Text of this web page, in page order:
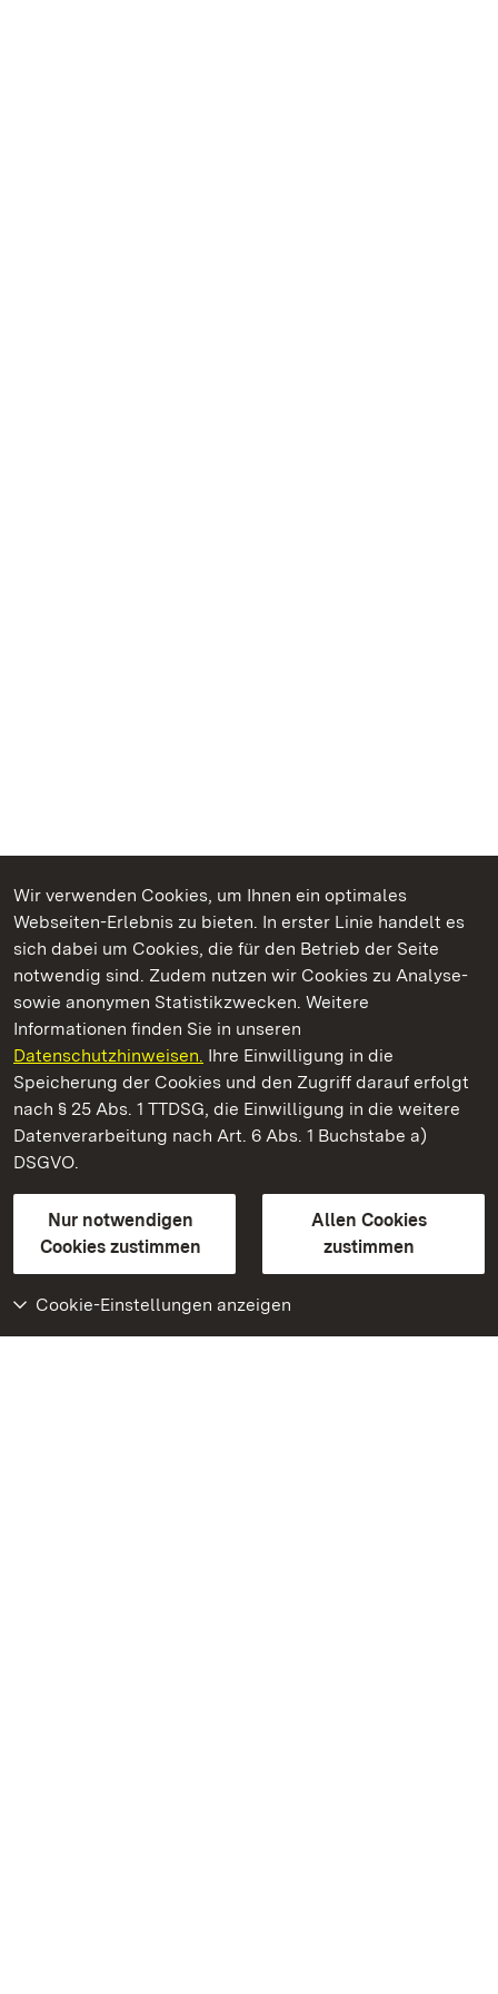
Wir verwenden Cookies, um Ihnen ein optimales
Webseiten-Erlebnis zu bieten. In erster Linie handelt es
sich dabei um Cookies, die für den Betrieb der Seite
notwendig sind. Zudem nutzen wir Cookies zu Analyse-
sowie anonymen Statistikzwecken. Weitere
Informationen finden Sie in unseren
Datenschutzhinweisen. Ihre Einwilligung in die
Speicherung der Cookies und den Zugriff darauf erfolgt
nach § 25 Abs. 1 TTDSG, die Einwilligung in die weitere
Datenverarbeitung nach Art. 6 Abs. 1 Buchstabe a)
DSGVO.
Nur notwendigen
Cookies zustimmen
Allen Cookies
zustimmen
Cookie-Einstellungen anzeigen
Kommen. Staunen. Genießen.
Staatliche Schlösser und Gärten Baden‑Württemberg
Staatliche Schlösser und Gärten Baden-Württemberg
Kontakt
GebärdenspracheLeichte Sprache
Erklärung zur Barrierefreiheit
BITV-konform (geprüfte Seiten)
Weiteres